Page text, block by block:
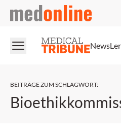
medonline
News
BEITRÄGE ZUM SCHLAGWORT: